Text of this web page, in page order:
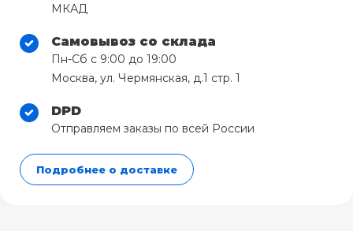
МКАД
Самовывоз со склада
Пн-Сб с 9:00 до 19:00
Москва, ул. Чермянская, д.1 стр. 1
DPD
Отправляем заказы по всей России
Подробнее о доставке